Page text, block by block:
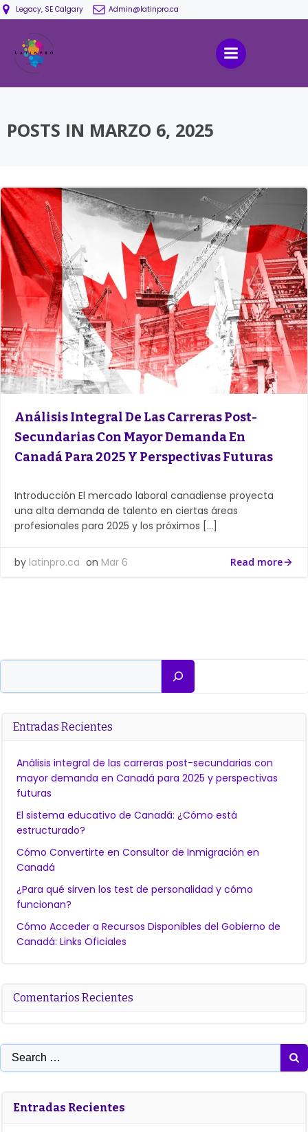
Saltar
al
Legacy, SE Calgary Admin@latinpro.ca
POSTS IN MARZO 6, 2025
Análisis Integral De Las Carreras Post-
Secundarias Con Mayor Demanda En
Canadá Para 2025 Y Perspectivas Futuras
Introducción El mercado laboral canadiense proyecta
una alta demanda de talento en ciertas áreas
profesionales para 2025 y los próximos […]
by latinpro.ca on Mar 6 Read more
Buscar
Entradas Recientes
Análisis integral de las carreras post-secundarias con
mayor demanda en Canadá para 2025 y perspectivas
futuras
El sistema educativo de Canadá: ¿Cómo está
estructurado?
Cómo Convertirte en Consultor de Inmigración en
Canadá
¿Para qué sirven los test de personalidad y cómo
funcionan?
Cómo Acceder a Recursos Disponibles del Gobierno de
Canadá: Links Oficiales
Comentarios Recientes
Search
for:
Entradas Recientes